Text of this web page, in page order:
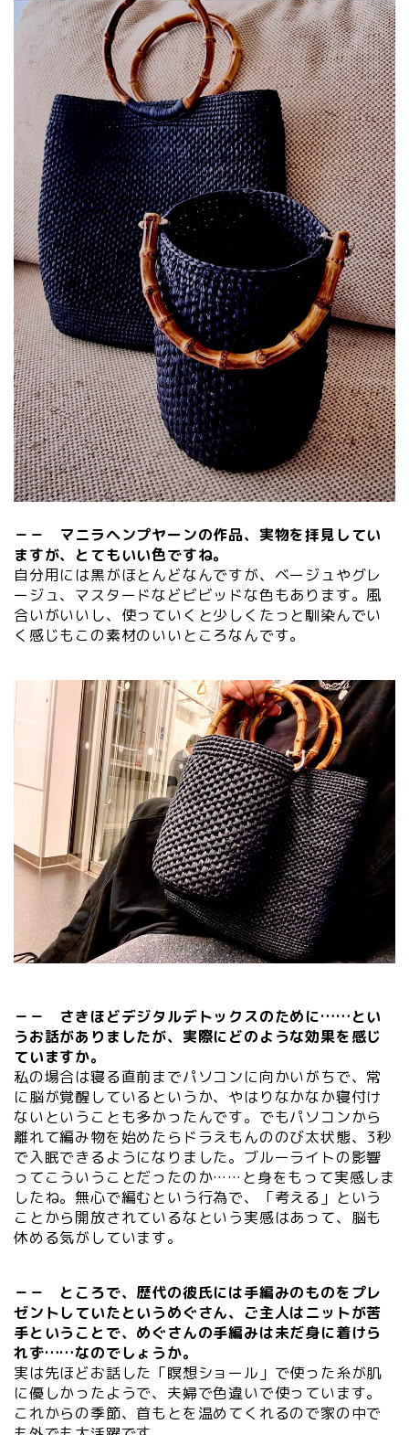
－－ マニラヘンプヤーンの作品、実物を拝見してい
ますが、とてもいい色ですね。
自分用には黒がほとんどなんですが、ベージュやグレ
ージュ、マスタードなどビビッドな色もあります。風
合いがいいし、使っていくと少しくたっと馴染んでい
く感じもこの素材のいいところなんです。
－－ さきほどデジタルデトックスのために……とい
うお話がありましたが、実際にどのような効果を感じ
ていますか。
私の場合は寝る直前までパソコンに向かいがちで、常
に脳が覚醒しているというか、やはりなかなか寝付け
ないということも多かったんです。でもパソコンから
離れて編み物を始めたらドラえもんののび太状態、3秒
で入眠できるようになりました。ブルーライトの影響
ってこういうことだったのか……と身をもって実感しま
したね。無心で編むという行為で、「考える」という
ことから開放されているなという実感はあって、脳も
休める気がしています。
－－ ところで、歴代の彼氏には手編みのものをプレ
ゼントしていたというめぐさん、ご主人はニットが苦
手ということで、めぐさんの手編みは未だ身に着けら
れず……なのでしょうか。
実は先ほどお話した「瞑想ショール」で使った糸が肌
に優しかったようで、夫婦で色違いで使っています。
これからの季節、首もとを温めてくれるので家の中で